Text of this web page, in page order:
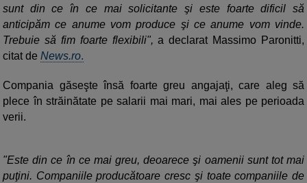
sunt din ce în ce mai solicitante şi este foarte dificil să
anticipăm ce anume vom produce şi ce anume vom vinde.
Trebuie să fim foarte flexibili",a declarat Massimo Paronitti,
citat de News.ro.
Compania găseşte însă foarte greu angajaţi, care aleg să
plece în străinătate pe salarii mai mari, mai ales pe perioada
verii.
"Este din ce în ce mai greu, deoarece şi oamenii sunt tot mai
puţini. Companiile producătoare cresc şi toate companiile de